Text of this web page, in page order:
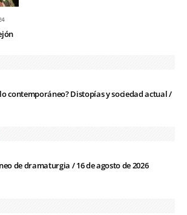
contemporáneo? Distopías y sociedad actual /
de dramaturgia / 16 de agosto de 2026